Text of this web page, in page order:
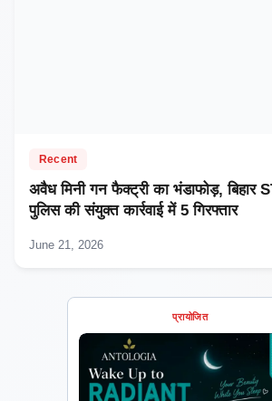
Recent
अवैध मिनी गन फैक्ट्री का भंडाफोड़, बिहार
पुलिस की संयुक्त कार्रवाई में 5 गिरफ्तार
June 21, 2026
प्रायोजित